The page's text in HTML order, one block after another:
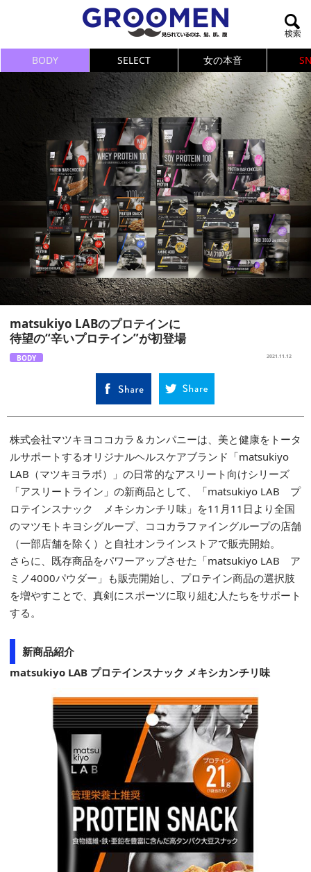
BODY SELECT 女の本音
matsukiyo LABのプロテインに
待望の“辛いプロテイン”が初登場
BODY 2021.11.12
株式会社マツキヨココカラ＆カンパニーは、美と健康をトータ
ルサポートするオリジナルヘルスケアブランド「matsukiyo
LAB（マツキヨラボ）」の日常的なアスリート向けシリーズ
「アスリートライン」の新商品として、「matsukiyo LAB プ
ロテインスナック メキシカンチリ味」を11月11日より全国
のマツモトキヨシグループ、ココカラファイングループの店舗
（一部店舗を除く）と自社オンラインストアで販売開始。
さらに、既存商品をパワーアップさせた「matsukiyo LAB ア
ミノ4000パウダー」も販売開始し、プロテイン商品の選択肢
を増やすことで、真剣にスポーツに取り組む人たちをサポート
する。
新商品紹介
matsukiyo LAB プロテインスナック メキシカンチリ味